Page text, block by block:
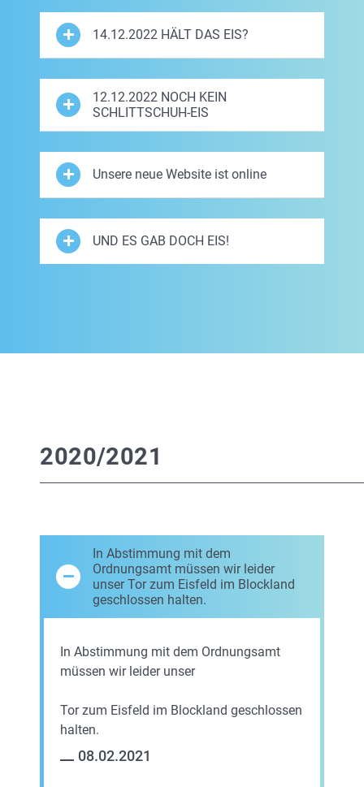
14.12.2022 HÄLT DAS EIS?
12.12.2022 NOCH KEIN
SCHLITTSCHUH-EIS
Unsere neue Website ist online
UND ES GAB DOCH EIS!
2020/2021
In Abstimmung mit dem
Ordnungsamt müssen wir leider
unser Tor zum Eisfeld im Blockland
geschlossen halten.
In Abstimmung mit dem Ordnungsamt
müssen wir leider unser
Tor zum Eisfeld im Blockland geschlossen
halten.
08.02.2021